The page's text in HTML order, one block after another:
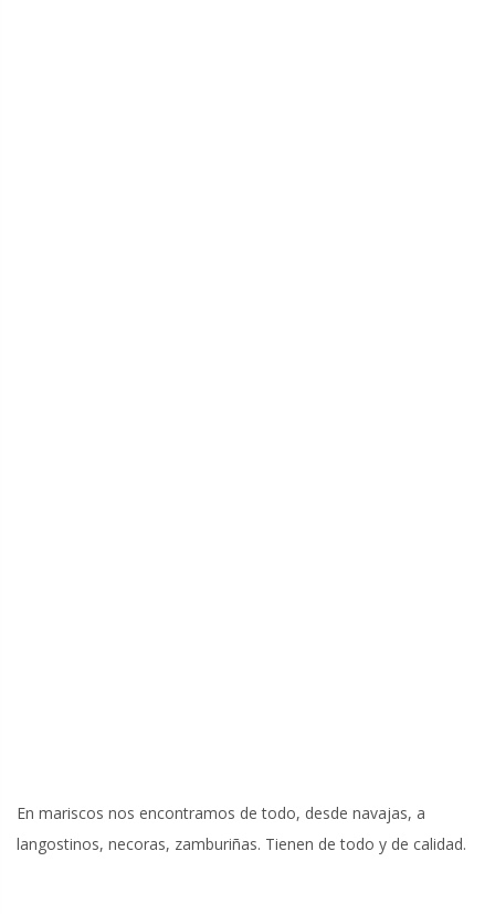
En mariscos nos encontramos de todo, desde navajas, a
langostinos, necoras, zamburiñas. Tienen de todo y de calidad.